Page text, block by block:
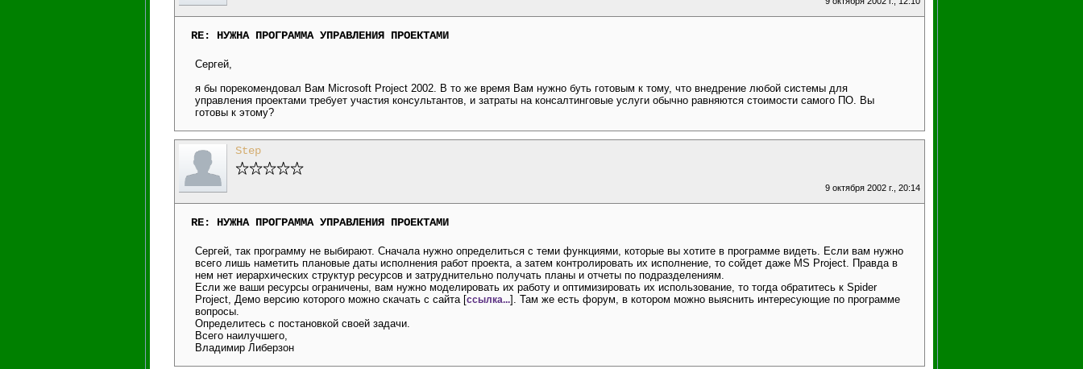
RE: НУЖНА ПРОГРАММА УПРАВЛЕНИЯ ПРОЕКТАМИ
Сергей,
я бы порекомендовал Вам Microsoft Project 2002. В то же время Вам нужно буть готовым к тому, что внедрение любой системы для
управления проектами требует участия консультантов, и затраты на консалтинговые услуги обычно равняются стоимости самого ПО. Вы
готовы к этому?
Step
9 октября 2002 г., 20:14
RE: НУЖНА ПРОГРАММА УПРАВЛЕНИЯ ПРОЕКТАМИ
Сергей, так программу не выбирают. Сначала нужно определиться с теми функциями, которые вы хотите в программе видеть. Если вам нужно
всего лишь наметить плановые даты исполнения работ проекта, а затем контролировать их исполнение, то сойдет даже MS Project. Правда в
нем нет иерархических структур ресурсов и затруднительно получать планы и отчеты по подразделениям.
Если же ваши ресурсы ограничены, вам нужно моделировать их работу и оптимизировать их использование, то тогда обратитесь к Spider
Project, Демо версию которого можно скачать с сайта [ссылка...]. Там же есть форум, в котором можно выяснить интересующие по программе
вопросы.
Определитесь с постановкой своей задачи.
Всего наилучшего,
Владимир Либерзон